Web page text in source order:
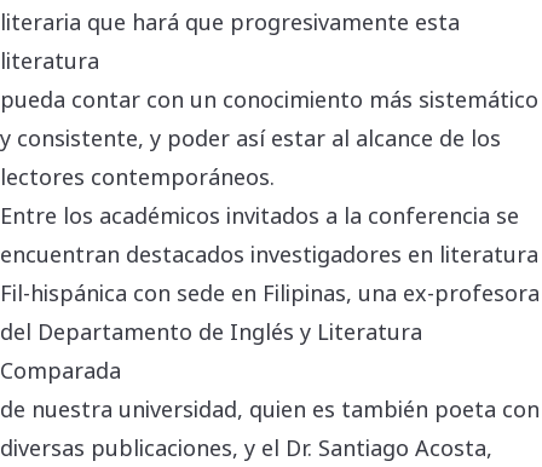
literaria que hará que progresivamente esta
literatura
pueda contar con un conocimiento más sistemático
y consistente, y poder así estar al alcance de los
lectores contemporáneos.
Entre los académicos invitados a la conferencia se
encuentran destacados investigadores en literatura
Fil-hispánica con sede en Filipinas, una ex-profesora
del Departamento de Inglés y Literatura
Comparada
de nuestra universidad, quien es también poeta con
diversas publicaciones, y el Dr. Santiago Acosta,